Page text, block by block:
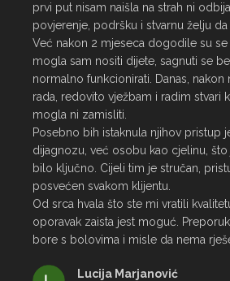
prvi put nisam naišla na strah ni
povjerenje, podršku i stvarnu želju
Već nakon 2 mjeseca dogodile su
mogla sam nositi dijete, sagnuti se
normalno funkcionirati. Danas,
rada, redovito vježbam i radim stvari
mogla ni zamisliti.
Posebno bih istaknula njihov pristup
dijagnozu, već osobu kao cjelinu,
bilo ključno. Cijeli tim je stručan,
posvećen svakom klijentu.
Od srca hvala što ste mi vratili
oporavak zaista jest moguć.
bore s bolovima i misle da nema
Lucija Marjanović